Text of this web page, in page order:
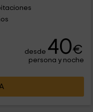
desde 40€
persona y noche